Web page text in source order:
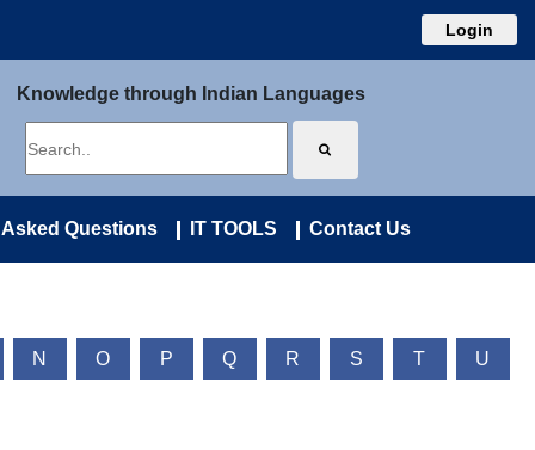
Login
Knowledge through Indian Languages
Questions IT TOOLS Contact Us
N O P Q R S T U